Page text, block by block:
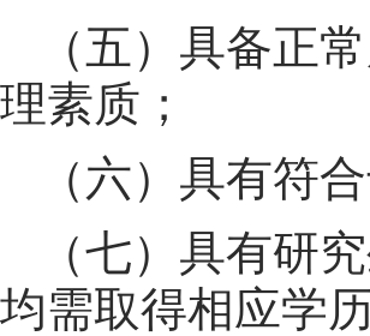
（五）具备正
理素质；
（六）具有符
（七）具有研
均需取得相应学